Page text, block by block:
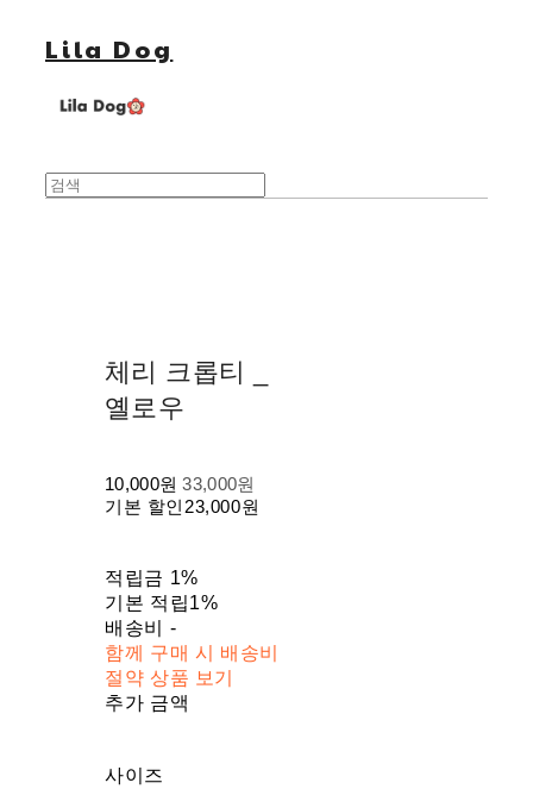
Lila Dog
체리 크롭티 _
옐로우
10,000원33,000원
기본 할인 23,000원
적립금 1%
기본 적립1%
배송비 -
함께 구매 시 배송비
절약 상품 보기
추가 금액
사이즈